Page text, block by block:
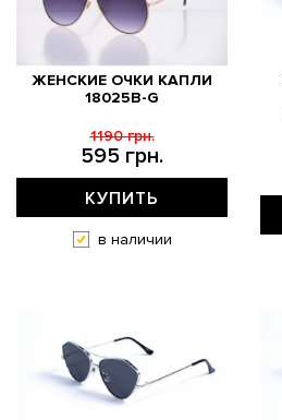
ЖЕНСКИЕ ОЧКИ КАПЛИ
18025B-G
595 грн.
1190 грн.
КУПИТЬ
в наличии